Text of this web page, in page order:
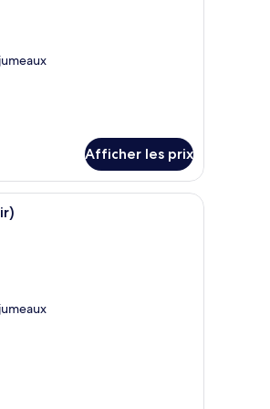
Afficher les prix
Un salon moderne avec une cheminée,